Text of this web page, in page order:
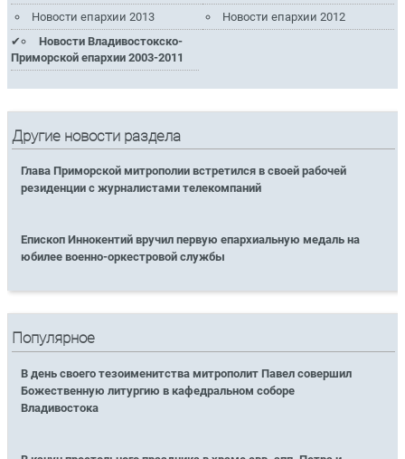
Новости епархии 2013
Новости епархии 2012
Новости Владивостокско-
Приморской епархии 2003-2011
Другие новости раздела
Глава Приморской митрополии встретился в своей рабочей
резиденции с журналистами телекомпаний
Епископ Иннокентий вручил первую епархиальную медаль на
юбилее военно-оркестровой службы
Популярное
В день своего тезоименитства митрополит Павел совершил
Божественную литургию в кафедральном соборе
Владивостока